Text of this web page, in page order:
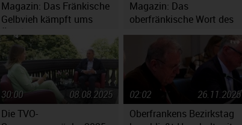
Magazin: Das Fränkische
Gelbvieh kämpft ums
Überleben
Magazin: Das
oberfränkische Wort des
Jahres 2025
Die TVO-
08.08.2025
30:00
Oberfrankens Bezirkstag
26.11.2025
02:02